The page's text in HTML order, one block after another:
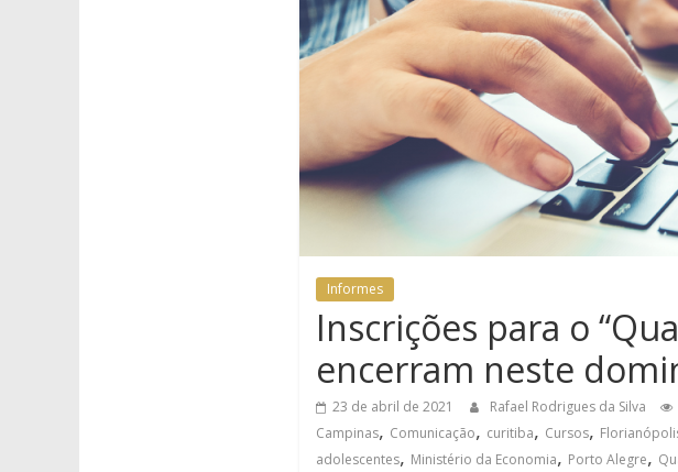
Informes
Inscrições para o
encerram neste
23 de abril de 2021 Rafael Rodrigues da Silva
Campinas, Comunicação, curitiba, Cursos,
adolescentes, Ministério da Economia, Porto Alegre,